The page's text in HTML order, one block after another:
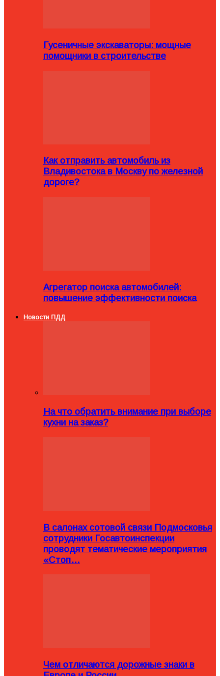
Гусеничные экскаваторы: мощные
помощники в строительстве
Как отправить автомобиль из
Владивостока в Москву по железной
дороге?
Агрегатор поиска автомобилей:
повышение эффективности поиска
Новости ПДД
На что обратить внимание при выборе
кухни на заказ?
В салонах сотовой связи Подмосковья
сотрудники Госавтоинспекции
проводят тематические мероприятия
«Стоп…
Чем отличаются дорожные знаки в